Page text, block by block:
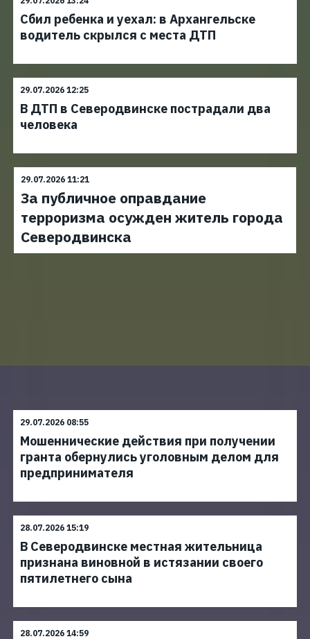
Сбил ребенка и уехал: в Архангельске
водитель скрылся с места ДТП
29.07.2026 12:25
В ДТП в Северодвинске пострадали два
человека
29.07.2026 11:21
За публичное оправдание
терроризма осужден житель города
Северодвинска
29.07.2026 08:55
Мошеннические действия при получении
гранта обернулись уголовным делом для
предпринимателя
28.07.2026 15:19
В Северодвинске местная жительница
признана виновной в истязании своего
пятилетнего сына
28.07.2026 14:59